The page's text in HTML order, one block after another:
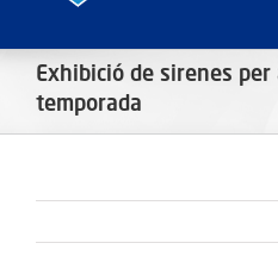
CLUB
Exhibició de sirenes per
temporada